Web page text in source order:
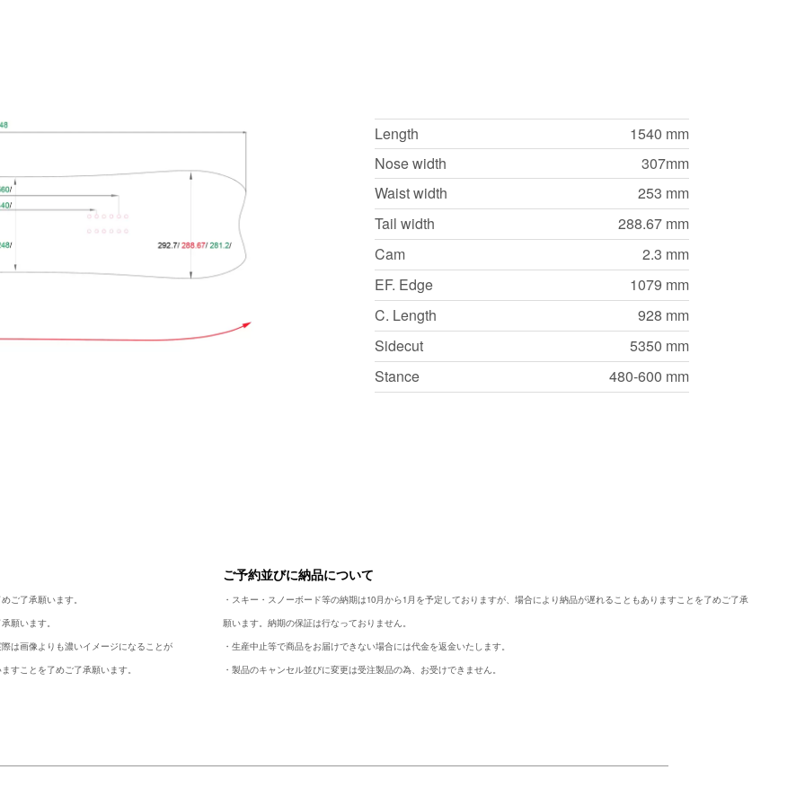
Length
1540 mm
Nose width
307mm
Waist width
253 mm
Tail width
288.67 mm
Cam
2.3 mm
EF. Edge
1079 mm
C. Length
928 mm
Sidecut
5350 mm
Stance
480-600 mm
ご了承願います。
願います。
は画像よりも濃いイメージになることが
すことを了めご了承願います。
ご予約並びに納品について
・スキー・スノーボード等の納期は10月から1月を予定しておりますが、場合により納品が遅れることもありますことを了めご了承
願います。納期の保証は行なっておりません。
・生産中止等で商品をお届けできない場合には代金を返金いたします。
・製品のキャンセル並びに変更は受注製品の為、お受けできません。